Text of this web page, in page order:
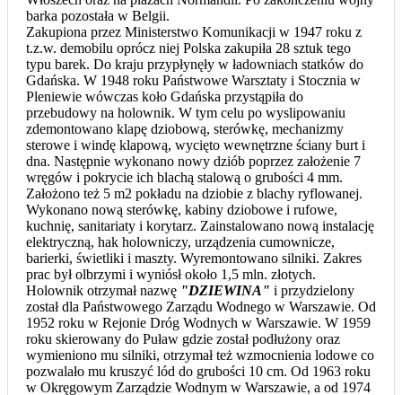
barka pozostała w Belgii.
Zakupiona przez Ministerstwo Komunikacji w 1947 roku z
t.z.w. demobilu oprócz niej Polska zakupiła 28 sztuk tego
typu barek. Do kraju przypłynęły w ładowniach statków do
Gdańska. W 1948 roku Państwowe Warsztaty i Stocznia w
Pleniewie wówczas koło Gdańska przystąpiła do
przebudowy na holownik. W tym celu po wyslipowaniu
zdemontowano klapę dziobową, sterówkę, mechanizmy
sterowe i windę klapową, wycięto wewnętrzne ściany burt i
dna. Następnie wykonano nowy dziób poprzez założenie 7
wręgów i pokrycie ich blachą stalową o grubości 4 mm.
Założono też 5 m2 pokładu na dziobie z blachy ryflowanej.
Wykonano nową sterówkę, kabiny dziobowe i rufowe,
kuchnię, sanitariaty i korytarz. Zainstalowano nową instalację
elektryczną, hak holowniczy, urządzenia cumownicze,
barierki, świetliki i maszty. Wyremontowano silniki. Zakres
prac był olbrzymi i wyniósł około 1,5 mln. złotych.
Holownik otrzymał nazwę "DZIEWINA" i przydzielony
został dla Państwowego Zarządu Wodnego w Warszawie. Od
1952 roku w Rejonie Dróg Wodnych w Warszawie. W 1959
roku skierowany do Puław gdzie został podłużony oraz
wymieniono mu silniki, otrzymał też wzmocnienia lodowe co
pozwalało mu kruszyć lód do grubości 10 cm. Od 1963 roku
w Okręgowym Zarządzie Wodnym w Warszawie, a od 1974